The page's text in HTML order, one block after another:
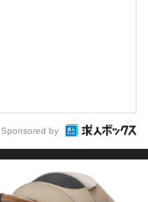
Sponsored by